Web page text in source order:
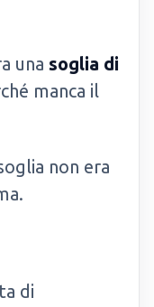
una soglia di
manca il
non era
di